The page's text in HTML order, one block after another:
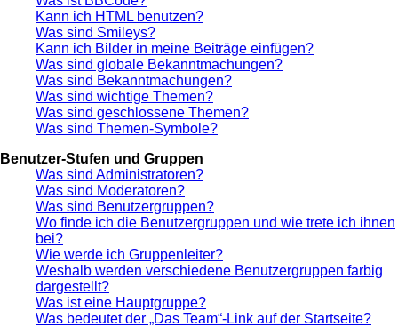
Kann ich HTML benutzen?
Was sind Smileys?
Kann ich Bilder in meine Beiträge einfügen?
Was sind globale Bekanntmachungen?
Was sind Bekanntmachungen?
Was sind wichtige Themen?
Was sind geschlossene Themen?
Was sind Themen-Symbole?
Benutzer-Stufen und Gruppen
Was sind Administratoren?
Was sind Moderatoren?
Was sind Benutzergruppen?
Wo finde ich die Benutzergruppen und wie trete ich ihnen
bei?
Wie werde ich Gruppenleiter?
Weshalb werden verschiedene Benutzergruppen farbig
dargestellt?
Was ist eine Hauptgruppe?
Was bedeutet der „Das Team“-Link auf der Startseite?